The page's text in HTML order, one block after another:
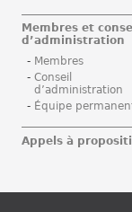
Membres et
d’administration
Membres
Conseil
d’administration
Équipe
Appels à